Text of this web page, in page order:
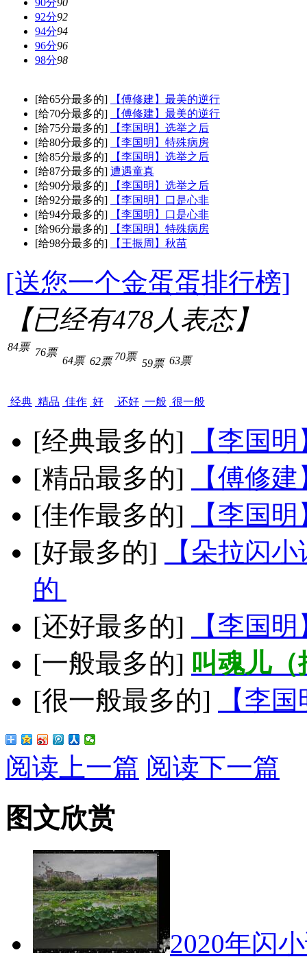
90分90
92分92
94分94
96分96
98分98
[给65分最多的]
【傅修建】最美的逆行
[给70分最多的]
【傅修建】最美的逆行
[给75分最多的]
【李国明】选举之后
[给80分最多的]
【李国明】特殊病房
[给85分最多的]
【李国明】选举之后
[给87分最多的] 遭遇童真
[给90分最多的]
【李国明】选举之后
[给92分最多的]
【李国明】口是心非
[给94分最多的]
【李国明】口是心非
[给96分最多的]
【李国明】特殊病房
[给98分最多的]
【王振周】秋苗
[送您一个金蛋蛋排行榜]
【已经有478人表态】
84票
经典
76票
精品
64票
佳作
62票
好
70票
还好
59票
一般
63票
很一般
[经典最多的]
【李国
[精品最多的]
【傅修
[佳作最多的]
【李国
[好最多的]
【朵拉闪
的
[还好最多的]
【李国
[一般最多的] 叫魂儿
[很一般最多的]
【李
阅读上一篇 阅读下一篇
图文欣赏
2020年闪